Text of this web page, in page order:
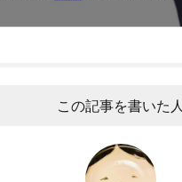
この記事を書いた人